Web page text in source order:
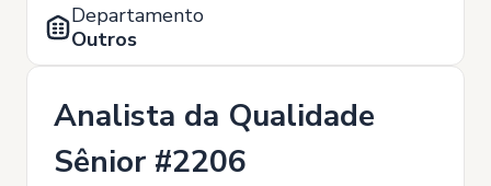
Departamento
Outros
Analista da Qualidade
Sênior #2206